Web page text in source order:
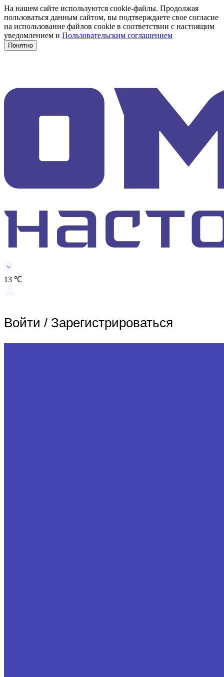
На нашем сайте используются cookie-файлы. Продолжая
пользоваться данным сайтом, вы подтверждаете свое согласие
на использование файлов cookie в соответствии с настоящим
уведомлением и Пользовательским соглашением
Понятно
13 ℃
Войти / Зарегистрироваться